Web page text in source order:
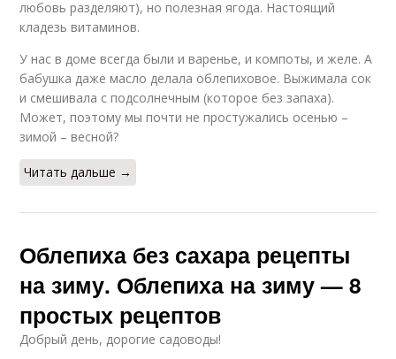
любовь разделяют), но полезная ягода. Настоящий
кладезь витаминов.
У нас в доме всегда были и варенье, и компоты, и желе. А
бабушка даже масло делала облепиховое. Выжимала сок
и смешивала с подсолнечным (которое без запаха).
Может, поэтому мы почти не простужались осенью –
зимой – весной?
Читать дальше →
Облепиха без сахара рецепты
на зиму. Облепиха на зиму — 8
простых рецептов
Добрый день, дорогие садоводы!